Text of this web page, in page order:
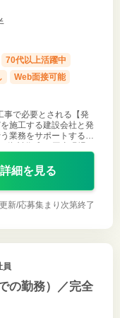
70代以上活躍中
Web面接可能
事で必要とされる【発
施工する建設会社と発
業務をサポートするお
詳細を見る
新/応募集まり次第終了
員
の勤務）／完全